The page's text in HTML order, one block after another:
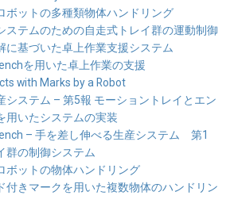
ボットの多種類物体ハンドリング
ステムのための自走式トレイ群の運動制御
に基づいた卓上作業支援システム
を用いた卓上作業の支援
with Marks by a Robot
システム – 第5報 モーショントレイとエン
用いたシステムの実装
– 手を差し伸べる生産システム 第1
群の制御システム
ボットの物体ハンドリング
付きマークを用いた複数物体のハンドリン